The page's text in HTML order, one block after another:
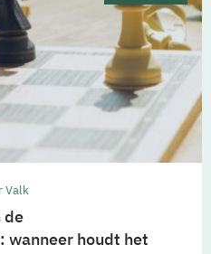
Valk
de
wanneer houdt het